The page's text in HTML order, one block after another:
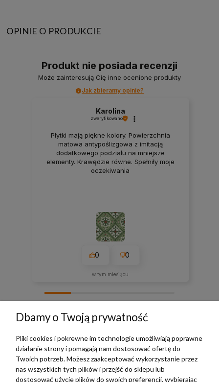
OPINIE O PRODUKCIE
Produkt nie posiada recenzji
Może zainteresują Cię inne ocenione produkty
Jak zbieramy opinie?
Karolina
zweryfikowano
Płytki mają piękne kolory. Powierzchnia
matowa antypoślizgowa z imitacją
dodatkowego podziału na mniejsze
elementy. Krawędzie równe. Spełniły moje
oczekiwania
0 0
w tym miesiącu
TERRADECO
BAZA WIEDZY
Dbamy o Twoją prywatność
Pliki cookies i pokrewne im technologie umożliwiają poprawne
działanie strony i pomagają nam dostosować ofertę do
Twoich potrzeb. Możesz zaakceptować wykorzystanie przez
nas wszystkich tych plików i przejść do sklepu lub
dostosować użycie plików do swoich preferencji, wybierając